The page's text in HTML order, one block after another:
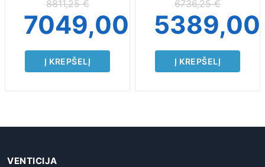
8811,25€
7049,00
Į KREPŠELĮ
6736,25€
Į KREPŠELĮ
VENTICIJA